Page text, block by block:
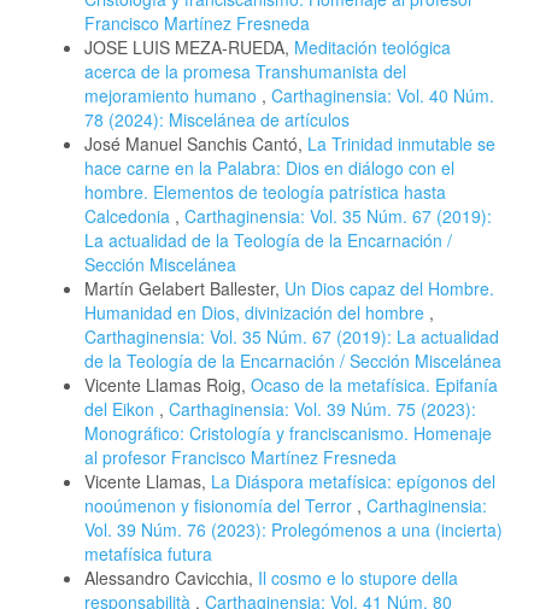
Francisco Martínez Fresneda
JOSE LUIS MEZA-RUEDA, Meditación teológica
acerca de la promesa Transhumanista del
mejoramiento humano , Carthaginensia: Vol. 40 Núm.
78 (2024): Miscelánea de artículos
José Manuel Sanchis Cantó, La Trinidad inmutable se
hace carne en la Palabra: Dios en diálogo con el
hombre. Elementos de teología patrística hasta
Calcedonia , Carthaginensia: Vol. 35 Núm. 67 (2019):
La actualidad de la Teología de la Encarnación /
Sección Miscelánea
Martín Gelabert Ballester, Un Dios capaz del Hombre.
Humanidad en Dios, divinización del hombre ,
Carthaginensia: Vol. 35 Núm. 67 (2019): La actualidad
de la Teología de la Encarnación / Sección Miscelánea
Vicente Llamas Roig, Ocaso de la metafísica. Epifanía
del Eikon , Carthaginensia: Vol. 39 Núm. 75 (2023):
Monográfico: Cristología y franciscanismo. Homenaje
al profesor Francisco Martínez Fresneda
Vicente Llamas, La Diáspora metafísica: epígonos del
nooúmenon y fisionomía del Terror , Carthaginensia:
Vol. 39 Núm. 76 (2023): Prolegómenos a una (incierta)
metafísica futura
Alessandro Cavicchia, Il cosmo e lo stupore della
responsabilità , Carthaginensia: Vol. 41 Núm. 80